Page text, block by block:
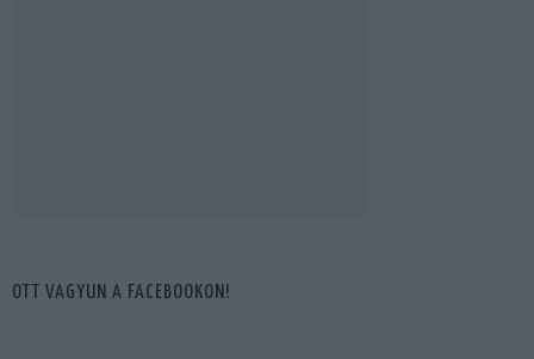
OTT VAGYUN A FACEBOOKON!